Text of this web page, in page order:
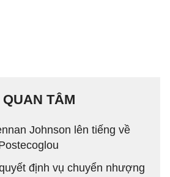
TÂM
Johnson lên tiếng về
định vụ chuyển nhượng